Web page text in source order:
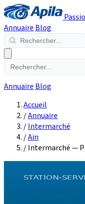
Annuaire Blog
Annuaire Blog
Accueil
/Annuaire
/Intermarché
/Ain
/Intermarché —